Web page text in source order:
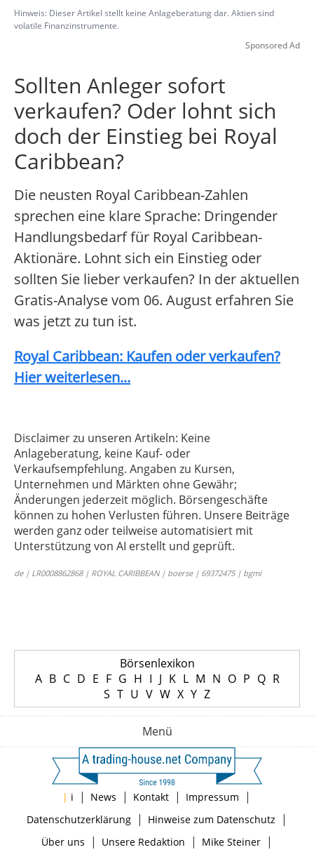
Hinweis: Dieser Artikel stellt keine Anlageberatung dar. Aktien sind
volatile Finanzinstrumente.
Sponsored Ad
Sollten Anleger sofort
verkaufen? Oder lohnt sich
doch der Einstieg bei Royal
Caribbean?
Die neusten Royal Caribbean-Zahlen
sprechen eine klare Sprache: Dringender
Handlungsbedarf für Royal Caribbean-
Aktionäre. Lohnt sich ein Einstieg oder
sollten Sie lieber verkaufen? In der aktuellen
Gratis-Analyse vom 06. August erfahren Sie
was jetzt zu tun ist.
Royal Caribbean: Kaufen oder verkaufen?
Hier weiterlesen...
Disclaimer zu unseren Artikeln: Keine
Anlageberatung, keine Kauf- oder
Verkaufsempfehlung. Angaben zu Kursen,
Unternehmen und Märkten ohne Gewähr;
Änderungen jederzeit möglich. Börsengeschäfte
können zu hohen Verlusten führen. Unsere Beiträge
werden ganz oder teilweise automatisiert mit
Unterstützung von AI erstellt und geprüft.
de | LR0008862868 | ROYAL CARIBBEAN | boerse | 69372475 | bgmi
Börsenlexikon
A B C D E F G H I J K L M N O P Q R
S T U V W X Y Z
Menü
| i | News | Kontakt | Impressum |
Datenschutzerklärung| Hinweise zum Datenschutz |
Über uns | Unsere Redaktion | Mike Steiner|